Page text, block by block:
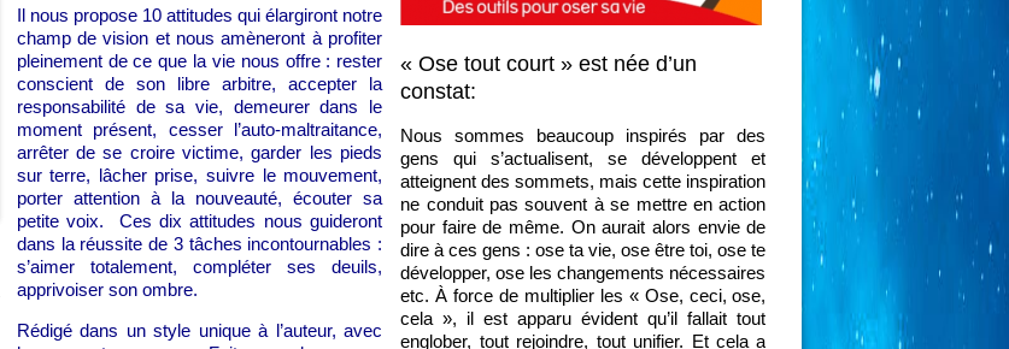
Il nous propose 10 attitudes qui élargiront notre
champ de vision et nous amèneront à profiter
pleinement de ce que la vie nous offre : rester
conscient de son libre arbitre, accepter la
responsabilité de sa vie, demeurer dans le
moment présent, cesser l’auto-maltraitance,
arrêter de se croire victime, garder les pieds
sur terre, lâcher prise, suivre le mouvement,
porter attention à la nouveauté, écouter sa
petite voix. Ces dix attitudes nous guideront
dans la réussite de 3 tâches incontournables :
s’aimer totalement, compléter ses deuils,
apprivoiser son ombre.
Rédigé dans un style unique à l’auteur, avec
« Ose tout court » est née d’un
constat:
Nous sommes beaucoup inspirés par des
gens qui s’actualisent, se développent et
atteignent des sommets, mais cette inspiration
ne conduit pas souvent à se mettre en action
pour faire de même. On aurait alors envie de
dire à ces gens : ose ta vie, ose être toi, ose te
développer, ose les changements nécessaires
etc. À force de multiplier les « Ose, ceci, ose,
cela », il est apparu évident qu’il fallait tout
englober, tout rejoindre, tout unifier. Et cela a